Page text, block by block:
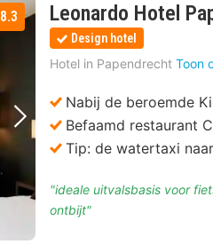
Volgende foto
8.3 Leonardo Hotel
Design hotel
Hotel in Papendrecht Toon
Nabij de beroemde
Befaamd restaurant
Tip: de watertaxi
"ideale uitvalsbasis voor
ontbijt"